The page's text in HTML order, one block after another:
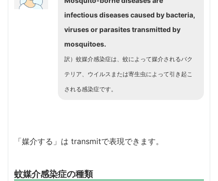
infectious diseases caused by bacteria,
viruses or parasites transmitted by
mosquitoes.
訳）蚊媒介感染症は、蚊によって媒介されるバク
テリア、ウイルスまたは寄生虫によって引き起こ
される感染症です。
「媒介する」は transmitで表現できます。
蚊媒介感染症の種類